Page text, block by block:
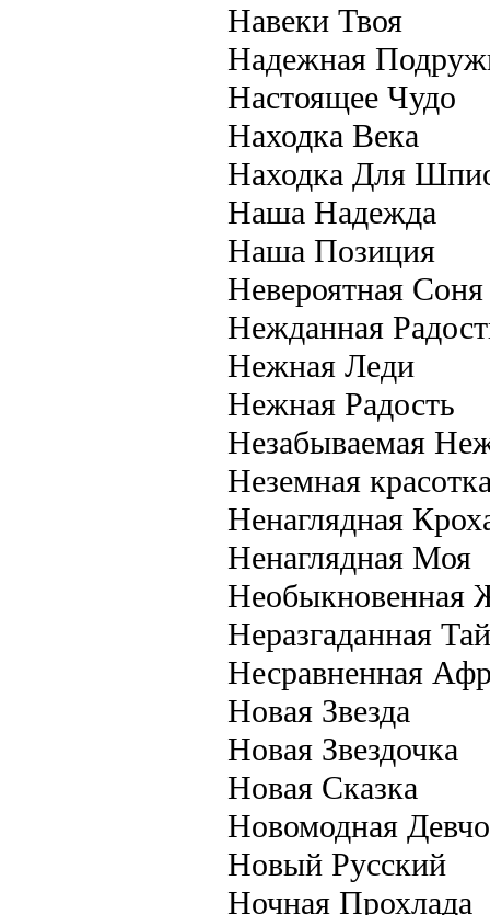
Навеки Твоя
Надежная
Настоящее Чудо
Находка Века
Находка Для
Наша Надежда
Наша Позиция
Невероятная Соня
Нежданная
Нежная Леди
Нежная Радость
Незабываемая
Неземная
Ненаглядная
Ненаглядная Моя
Необыкновенная
Неразгаданная
Несравненная
Новая Звезда
Новая Звездочка
Новая Сказка
Новомодная
Новый Русский
Ночная Прохлада